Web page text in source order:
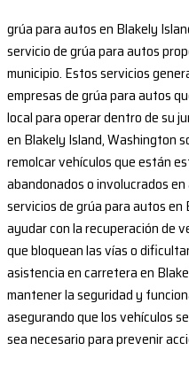
grúa para autos en Blakely
servicio de grúa para autos
municipio. Estos servicios
empresas de grúa para autos
local para operar dentro de su
en Blakely Island, Washington
remolcar vehículos que están
abandonados o involucrados
servicios de grúa para autos
ayudar con la recuperación de
que bloquean las vías o
asistencia en carretera en
mantener la seguridad y
asegurando que los vehículos
sea necesario para prevenir